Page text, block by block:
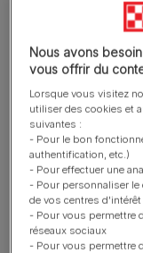
améliorés
Animés par cette
inébranlable
plus de 90 ans
scientifique en
comportement
de nouvelles
créant des
différence. Notre
l'impossible et à
Nous avons
vous offrir du
Lorsque vous visitez
utiliser des cookies et
suivantes :
- Pour le bon
authentification, etc.)
- Pour effectuer une
- Pour personnaliser
de vos centres d'intérêt
- Pour vous permettre
réseaux sociaux
- Pour vous permettre